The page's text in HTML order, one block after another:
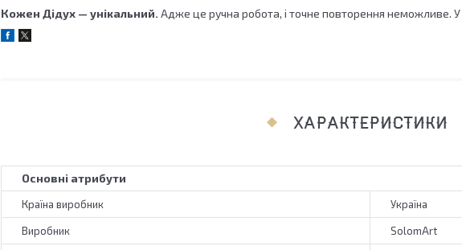
Кожен Дідух — унікальний. Адже це ручна робота, і точне повторення неможливе.
ХАРАКТЕРИСТИКИ
Основні атрибути
Країна виробник Україна
Виробник SolomArt